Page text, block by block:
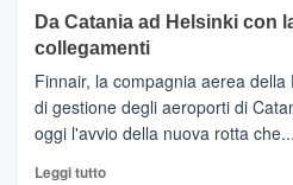
tappe
dell’enoturismo
RANDAZZO
–
Ci
siamo
quasi….
pronti
per
Da Catania ad Helsinki con
collegamenti
Finnair, la compagnia aerea
di gestione degli aeroporti di
oggi l'avvio della nuova rotta che...
Leggi tuttoLeggi